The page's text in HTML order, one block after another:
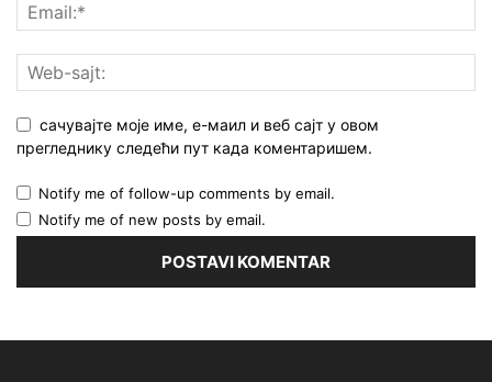
сачувајте моје име, е-маил и веб сајт у овом
прегледнику следећи пут када коментаришем.
Notify me of follow-up comments by email.
Notify me of new posts by email.